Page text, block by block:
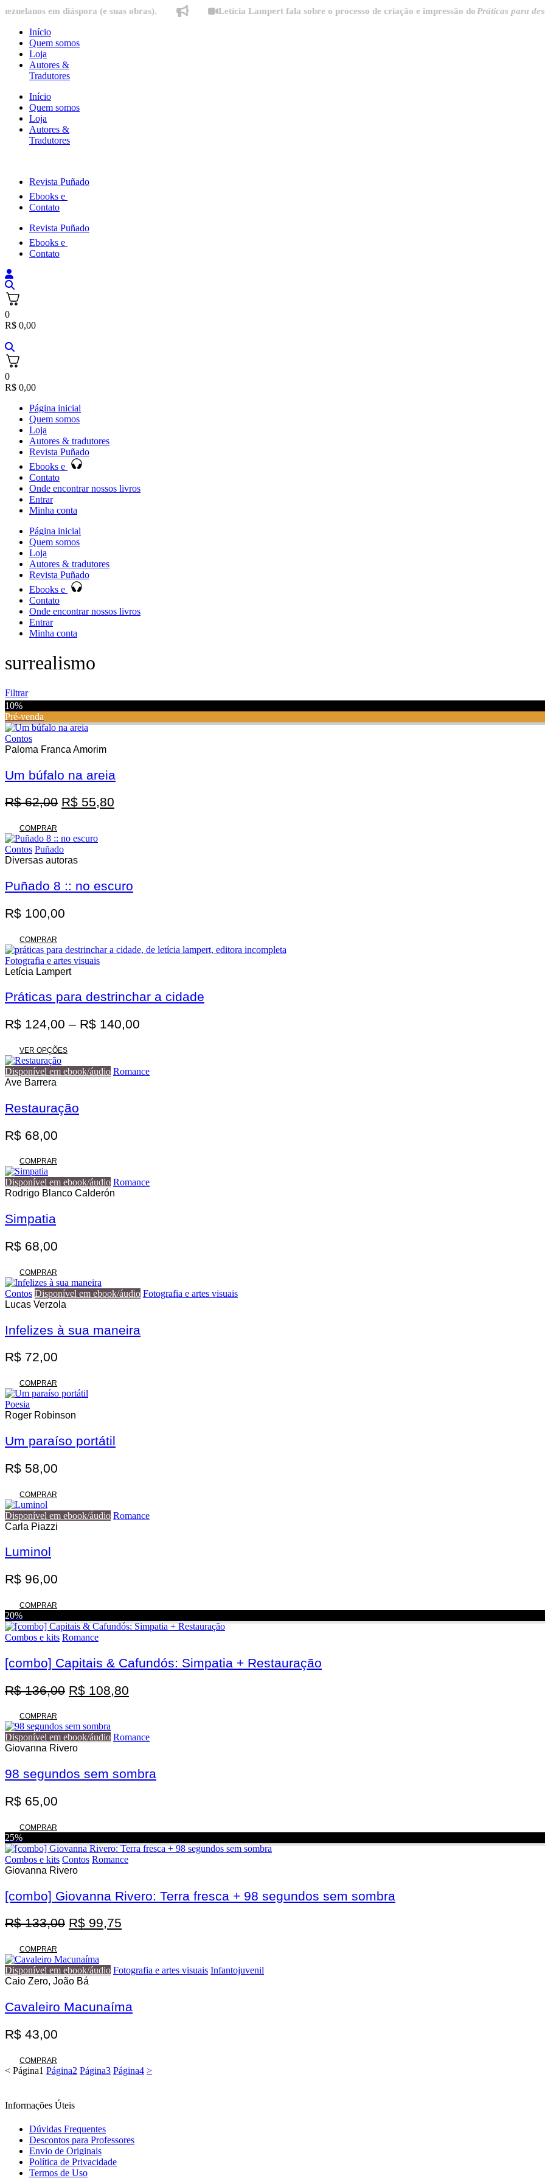
Ir
conteúdo
em diáspora (e suas obras). Letícia Lampert fala sobre o processo de criação e impressão doPráticas para
Início
Quem somos
Loja
Autores &
Tradutores
Início
Quem somos
Loja
Autores &
Tradutores
Revista Puñado
Ebooks e
Contato
Revista Puñado
Ebooks e
Contato
0
R$ 0,00
0
R$ 0,00
Página inicial
Quem somos
Loja
Autores & tradutores
Revista Puñado
Ebooks e
Contato
Onde encontrar nossos livros
Entrar
Minha conta
Página inicial
Quem somos
Loja
Autores & tradutores
Revista Puñado
Ebooks e
Contato
Onde encontrar nossos livros
Entrar
Minha conta
surrealismo
Filtrar
Promoção
10%
Pré-venda
Contos
Paloma Franca Amorim
Um búfalo na areia
R$62,00 O
era:
R$ 62,00.
R$ 55,80
COMPRAR
Contos Puñado
Diversas autoras
Puñado 8 :: no escuro
R$ 100,00
COMPRAR
Fotografia e artes visuais
Letícia Lampert
Práticas para destrinchar a cidade
R$ 124,00 – R$ 140,00
R$ 124,00
VER OPÇÕES
tem
do
produto
Disponível em ebook/áudio Romance
Ave Barrera
Restauração
R$ 68,00
COMPRAR
Disponível em ebook/áudio Romance
Rodrigo Blanco Calderón
Simpatia
R$ 68,00
COMPRAR
Contos Disponível em ebook/áudio Fotografia e artes visuais
Lucas Verzola
Infelizes à sua maneira
R$ 72,00
COMPRAR
Poesia
Roger Robinson
Um paraíso portátil
R$ 58,00
COMPRAR
Disponível em ebook/áudio Romance
Carla Piazzi
Luminol
R$ 96,00
COMPRAR
20%
Combos e kits Romance
[combo] Capitais & Cafundós: Simpatia + Restauração
R$136,00 O
era:
R$ 136,00.
R$ 108,80
é:
COMPRAR
Disponível em ebook/áudio Romance
Giovanna Rivero
98 segundos sem sombra
R$ 65,00
COMPRAR
25%
Combos e kits Contos Romance
Giovanna Rivero
[combo] Giovanna Rivero: Terra fresca + 98 segundos sem sombra
R$133,00 O
era:
R$ 133,00.
R$ 99,75
é:
COMPRAR
Disponível em ebook/áudio Fotografia e artes visuais Infantojuvenil
Caio Zero, João Bá
Cavaleiro Macunaíma
R$ 43,00
COMPRAR
< Página1 Página2 Página3 Página4 >
Informações Úteis
Dúvidas Frequentes
Descontos para Professores
Envio de Originais
Política de Privacidade
Termos de Uso